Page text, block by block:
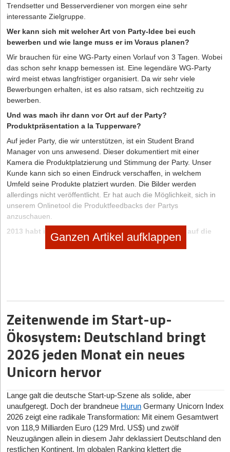
Trendsetter und Besserverdiener von morgen eine sehr
interessante Zielgruppe.
Wer kann sich mit welcher Art von Party-Idee bei euch
bewerben und wie lange muss er im Voraus planen?
Wir brauchen für eine WG-Party einen Vorlauf von 3 Tagen. Wobei
das schon sehr knapp bemessen ist. Eine legendäre WG-Party
wird meist etwas langfristiger organisiert. Da wir sehr viele
Bewerbungen erhalten, ist es also ratsam, sich rechtzeitig zu
bewerben.
Und was mach ihr dann vor Ort auf der Party?
Produktpräsentation a la Tupperware?
Auf jeder Party, die wir unterstützen, ist ein Student Brand
Manager von uns anwesend. Dieser dokumentiert mit einer
Kamera die Produktplatzierung und Stimmung der Party. Unser
Kunde kann sich so einen Eindruck verschaffen, in welchem
Umfeld seine Produkte platziert wurden. Die Bilder werden
allerdings nicht veröffentlicht. Er hat auch die Möglichkeit, sich in
unserem Onlinetool die Produktfeedbacks der Partys
anzuschauen.
2013 habt ihr in München angefangen. Wie seid ihr auf die
Idee gekommen?
Und wie habt ihr eure Kunden von der Sponsoring-Idee
überzeugen können? Klar ist, dass sich die Partygäste und
vor allem die Gastgeber über das Sponsoring freuen.
Das war natürlich viel Arbeit, 2013 sind wir mit einem Testlauf in
München gestartet, indem wir die Partys bestmöglich für unsere
Kunden dokumentiert haben. Nach dem Testlauf konnten wir
Das Sponsoring reicht von Bier über Spirituosen bis hin zu
Energy- und Softdrinks. Hat es besondere Gründe, dass ihr
euch aus dem Foodbereich heraushaltet?
Wir haben den Fokus zuerst auf die wichtigsten Party-Produkte
Ganzen Artikel aufklappen
Zeitenwende im Start-up-
Ökosystem: Deutschland bringt
2026 jeden Monat ein neues
Unicorn hervor
Lange galt die deutsche Start-up-Szene als solide, aber
unaufgeregt. Doch der brandneue Hurun Germany Unicorn Index
2026 zeigt eine radikale Transformation: Mit einem Gesamtwert
von 118,9 Milliarden Euro (129 Mrd. US$) und zwölf
Neuzugängen allein in diesem Jahr deklassiert Deutschland den
restlichen Kontinent. Im globalen Ranking klettert die